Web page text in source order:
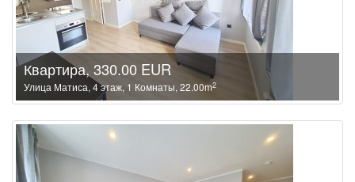
Квартира, 330.00 EUR
Улица Матиса, 4 этаж, 1 Комнаты, 22.00m2